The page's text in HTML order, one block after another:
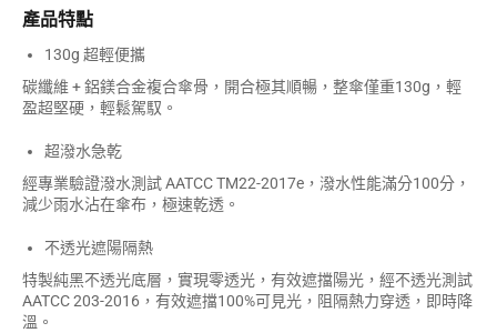
產品特點
130g 超輕便攜
碳纖維 + 鋁鎂合金複合傘骨，開合極其順暢，整傘僅重130g，輕
盈超堅硬，輕鬆駕馭。
超潑水急乾
經專業驗證潑水測試 AATCC TM22-2017e，潑水性能滿分100分，
減少雨水沾在傘布，極速乾透。
不透光遮陽隔熱
特製純黑不透光底層，實現零透光，有效遮擋陽光，經不透光測試
AATCC 203-2016，有效遮擋100%可見光，阻隔熱力穿透，即時降
溫。